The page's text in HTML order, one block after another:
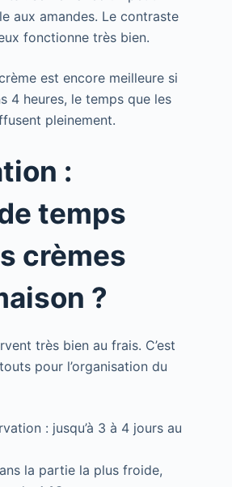
aux amandes. Le contraste
fonctionne très bien.
est encore meilleure si
4 heures, le temps que les
pleinement.
:
temps
crèmes
?
très bien au frais. C’est
pour l’organisation du
: jusqu’à 3 à 4 jours au
la partie la plus froide,